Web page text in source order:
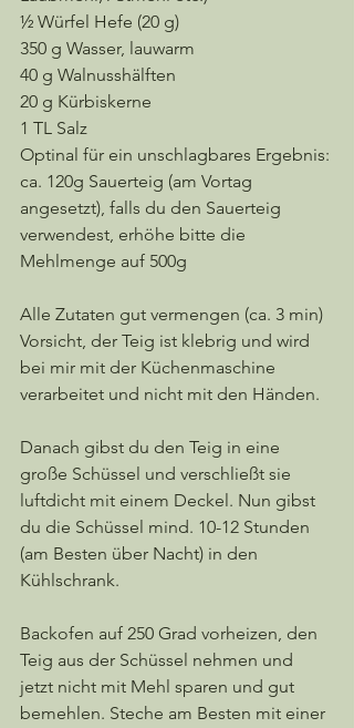
½ Würfel Hefe (20 g)
350 g Wasser, lauwarm
40 g Walnusshälften
20 g Kürbiskerne
1 TL Salz
Optinal für ein unschlagbares Ergebnis:
ca. 120g Sauerteig (am Vortag
angesetzt), falls du den Sauerteig
verwendest, erhöhe bitte die
Mehlmenge auf 500g
Alle Zutaten gut vermengen (ca. 3 min)
Vorsicht, der Teig ist klebrig und wird
bei mir mit der Küchenmaschine
verarbeitet und nicht mit den Händen.
Danach gibst du den Teig in eine
große Schüssel und verschließt sie
luftdicht mit einem Deckel. Nun gibst
du die Schüssel mind. 10-12 Stunden
(am Besten über Nacht) in den
Kühlschrank.
Backofen auf 250 Grad vorheizen, den
Teig aus der Schüssel nehmen und
jetzt nicht mit Mehl sparen und gut
bemehlen. Steche am Besten mit einer